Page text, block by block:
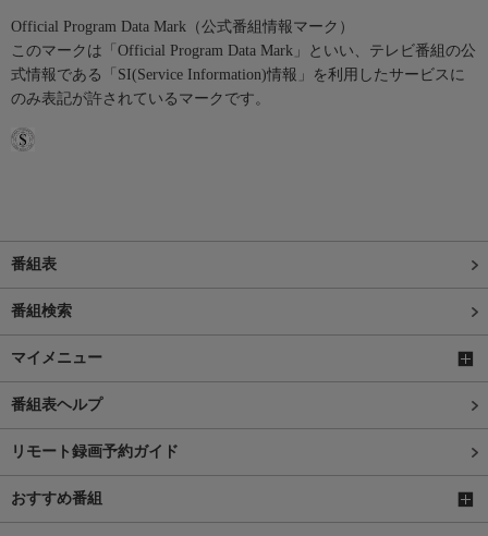
Official Program Data Mark（公式番組情報マーク）
このマークは「Official Program Data Mark」といい、テレビ番組の公
式情報である「SI(Service Information)情報」を利用したサービスに
のみ表記が許されているマークです。
番組表
番組検索
マイメニュー
番組表ヘルプ
リモート録画予約ガイド
おすすめ番組